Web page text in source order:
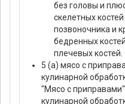
без головы и
скелетных
позвоночника и
бедренных
плечевых костей.
5 (а) мясо с
кулинарной
"Мясо с
кулинарной